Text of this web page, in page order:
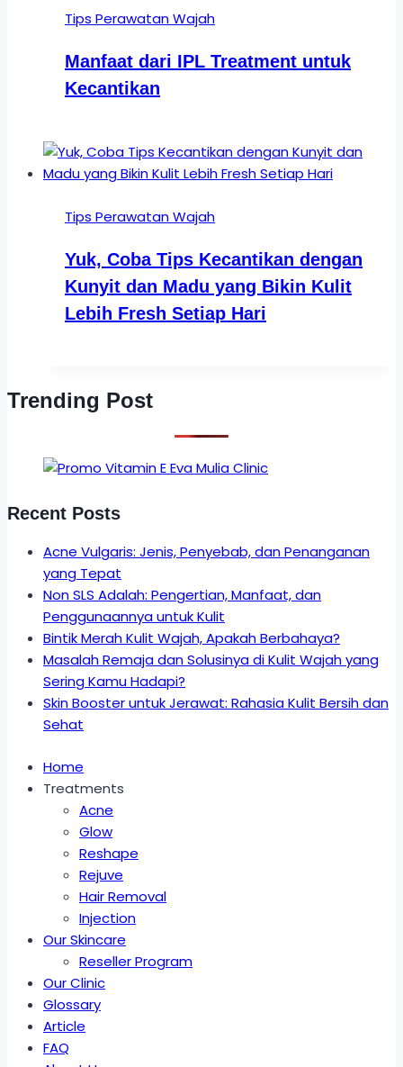
Tips Perawatan Wajah
Manfaat dari IPL Treatment untuk
Kecantikan
Tips Perawatan Wajah
Yuk, Coba Tips Kecantikan dengan
Kunyit dan Madu yang Bikin Kulit
Lebih Fresh Setiap Hari
Trending Post
Recent Posts
Acne Vulgaris: Jenis, Penyebab, dan Penanganan
yang Tepat
Non SLS Adalah: Pengertian, Manfaat, dan
Penggunaannya untuk Kulit
Bintik Merah Kulit Wajah, Apakah Berbahaya?
Masalah Remaja dan Solusinya di Kulit Wajah yang
Sering Kamu Hadapi?
Skin Booster untuk Jerawat: Rahasia Kulit Bersih dan
Sehat
Home
Treatments
Acne
Glow
Reshape
Rejuve
Hair Removal
Injection
Our Skincare
Reseller Program
Our Clinic
Glossary
Article
FAQ